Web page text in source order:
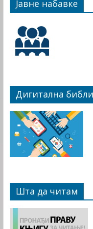
Јавне набавке
Дигитална
Шта да читам